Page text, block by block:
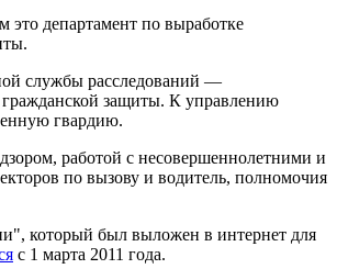
департамент по выработке
службы расследований —
защиты. К управлению
гвардию.
работой с несовершеннолетними и
по вызову и водитель, полномочия
который был выложен в интернет для
с 1 марта 2011 года.